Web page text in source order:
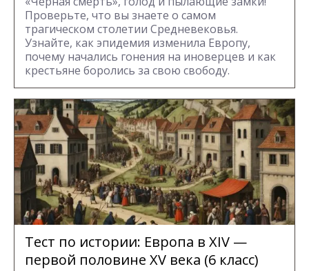
Проверьте, что вы знаете о самом
трагическом столетии Средневековья.
Узнайте, как эпидемия изменила Европу,
почему начались гонения на иноверцев и как
крестьяне боролись за свою свободу.
Тест по истории: Европа в XIV —
первой половине XV века (6 класс)